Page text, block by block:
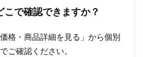
こで確認できますか？
格・商品詳細を見る」から個別
ご確認ください。